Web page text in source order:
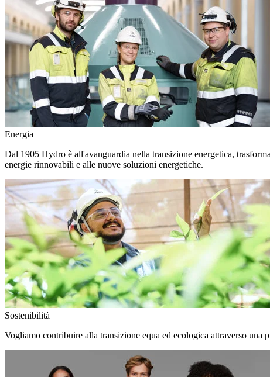
Energia
Dal 1905 Hydro è all'avanguardia nella transizione energetica,
energie rinnovabili e alle nuove soluzioni energetiche.
Sostenibilità
Vogliamo contribuire alla transizione equa ed ecologica attraverso